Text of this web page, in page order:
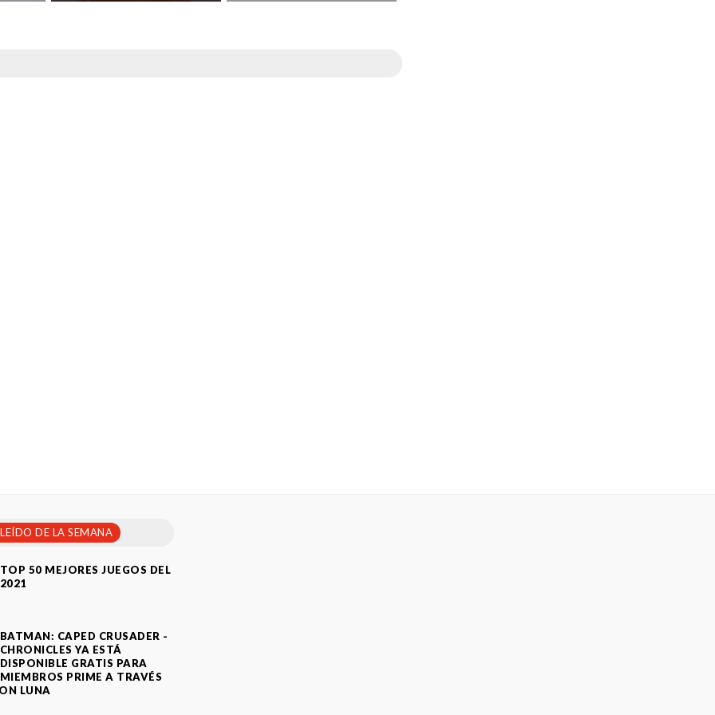
DE LA SEMANA
TOP 50 MEJORES JUEGOS DEL
2021
BATMAN: CAPED CRUSADER -
CHRONICLES YA ESTÁ
DISPONIBLE GRATIS PARA
MIEMBROS PRIME A TRAVÉS
LUNA